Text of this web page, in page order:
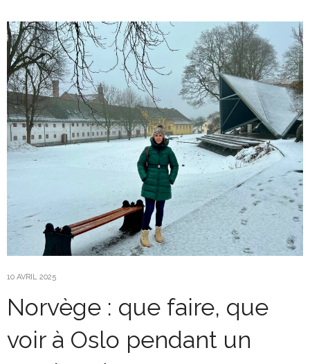
10 AVRIL 2025
Norvège : que faire, que
voir à Oslo pendant un